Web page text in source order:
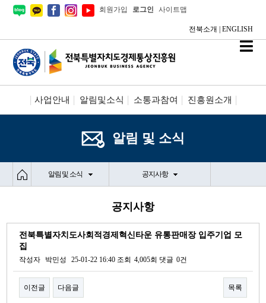
회원가입 로그인 사이트맵
전북소개 ENGLISH
사업안내 알림및소식 소통과참여 진흥원소개
알림 및 소식
알림 및 소식 공지사항
공지사항
전북특별자치도사회적경제혁신타운 유통판매장 입주기업 모
집
작성자 박민성 25-01-22 16:40 조회 4,005회 댓글 0건
이전글 다음글 목록